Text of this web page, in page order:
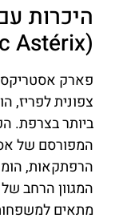
היכרות
(Parc Astérix)
צפונית
ביותר בצרפת.
המפורסם של
הרפתקאות,
המגוון הרחב
מתאים